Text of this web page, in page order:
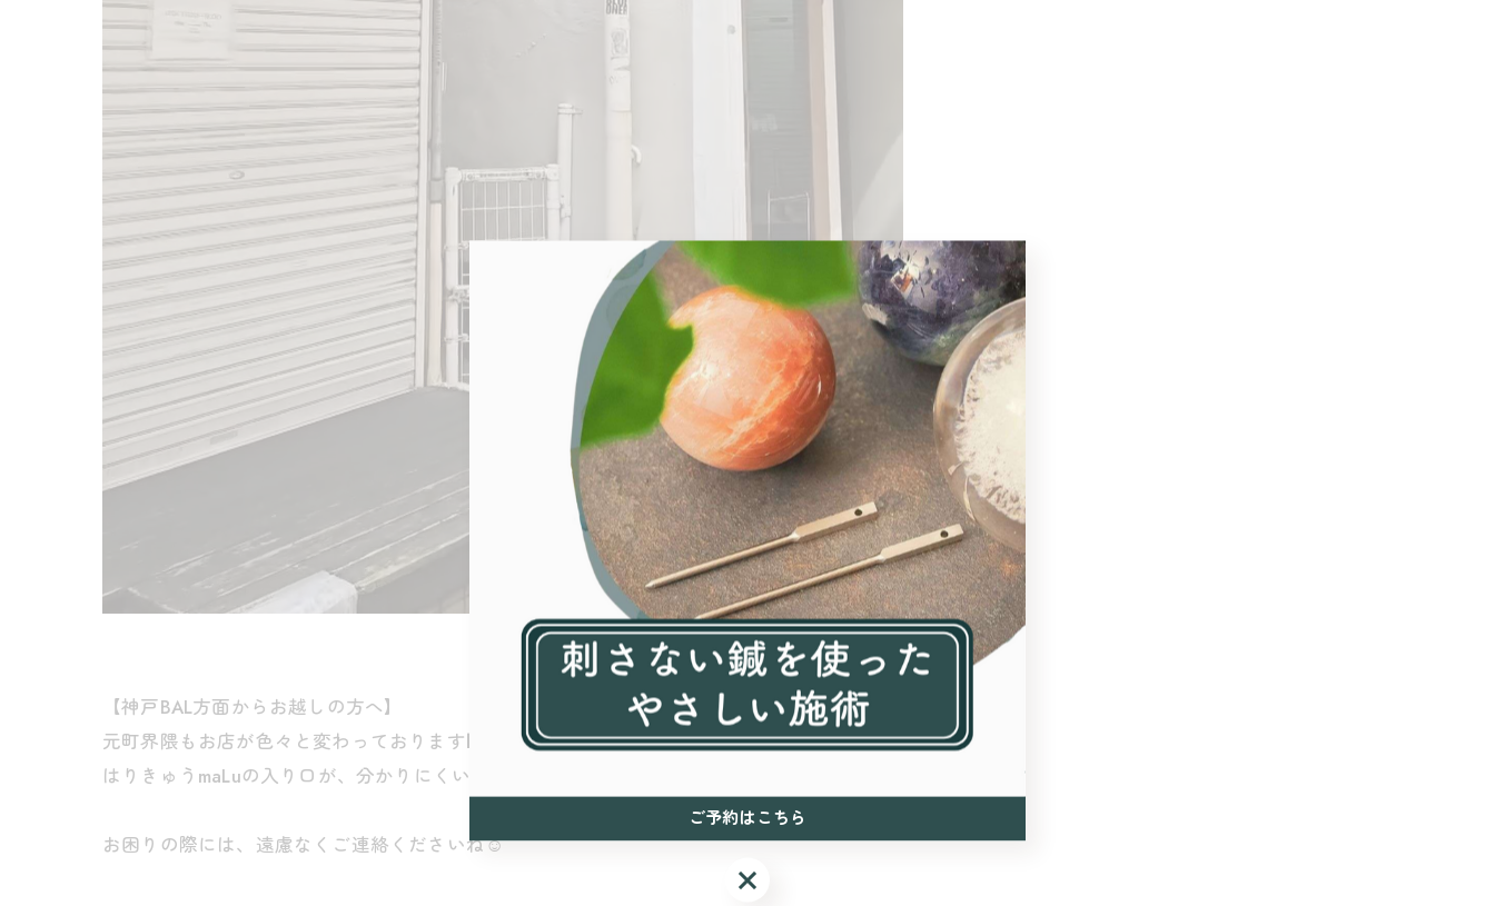
【神戸BAL方面からお越しの方へ】
元町界隈もお店が色々と変わっております🏢
はりきゅうmaLuの入り口が、分かりにくいため迷われる方もおられます。
お困りの際には、遠慮なくご連絡くださいね☺
ご予約はこちら
ご予約はこちら